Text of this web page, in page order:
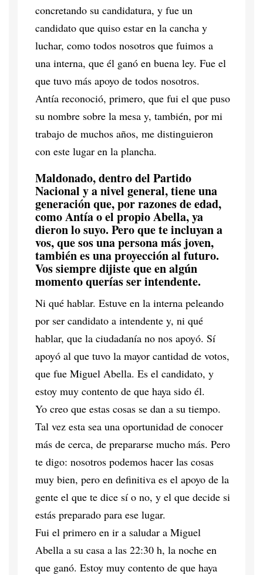
concretando su candidatura, y fue un
candidato que quiso estar en la cancha y
luchar, como todos nosotros que fuimos a
una interna, que él ganó en buena ley. Fue el
que tuvo más apoyo de todos nosotros.
Antía reconoció, primero, que fui el que puso
su nombre sobre la mesa y, también, por mi
trabajo de muchos años, me distinguieron
con este lugar en la plancha.
Maldonado, dentro del Partido
Nacional y a nivel general, tiene una
generación que, por razones de edad,
como Antía o el propio Abella, ya
dieron lo suyo. Pero que te incluyan a
vos, que sos una persona más joven,
también es una proyección al futuro.
Vos siempre dijiste que en algún
momento querías ser intendente.
Ni qué hablar. Estuve en la interna peleando
por ser candidato a intendente y, ni qué
hablar, que la ciudadanía no nos apoyó. Sí
apoyó al que tuvo la mayor cantidad de votos,
que fue Miguel Abella. Es el candidato, y
estoy muy contento de que haya sido él.
Yo creo que estas cosas se dan a su tiempo.
Tal vez esta sea una oportunidad de conocer
más de cerca, de prepararse mucho más. Pero
te digo: nosotros podemos hacer las cosas
muy bien, pero en definitiva es el apoyo de la
gente el que te dice sí o no, y el que decide si
estás preparado para ese lugar.
Fui el primero en ir a saludar a Miguel
Abella a su casa a las 22:30 h, la noche en
que ganó. Estoy muy contento de que haya